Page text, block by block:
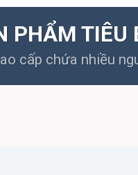
PHẨM TIÊU
cấp chứa nhiều